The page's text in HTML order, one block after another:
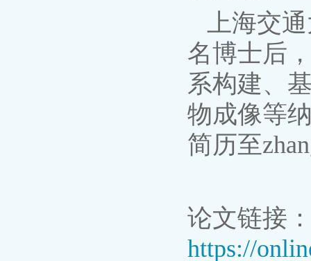
上海交
名博士后
系构建、
物成像等
简历至
论文链接
https://